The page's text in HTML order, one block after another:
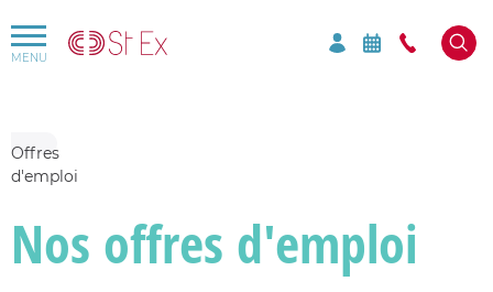
Offres
d'emploi
Nos offres d'emploi